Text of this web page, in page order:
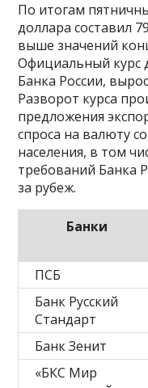
По итогам
доллара составил
выше значений
Официальный курс
Банка России,
Разворот курса
предложения
спроса на валюту
населения, в том
требований Банка
за рубеж.
Банки
ПСБ
Банк Русский
Стандарт
Банк Зенит
«БКС Мир